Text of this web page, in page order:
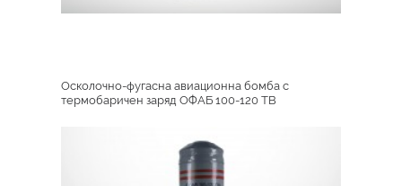
Осколочно-фугасна авиационна бомба с
термобаричен заряд ОФАБ 100-120 TB